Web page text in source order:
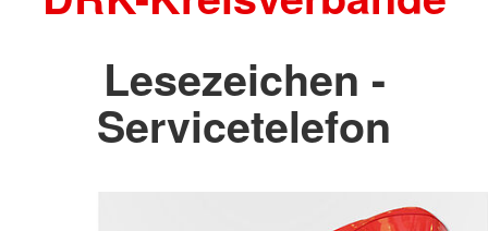
Lesezeichen -
Servicetelefon